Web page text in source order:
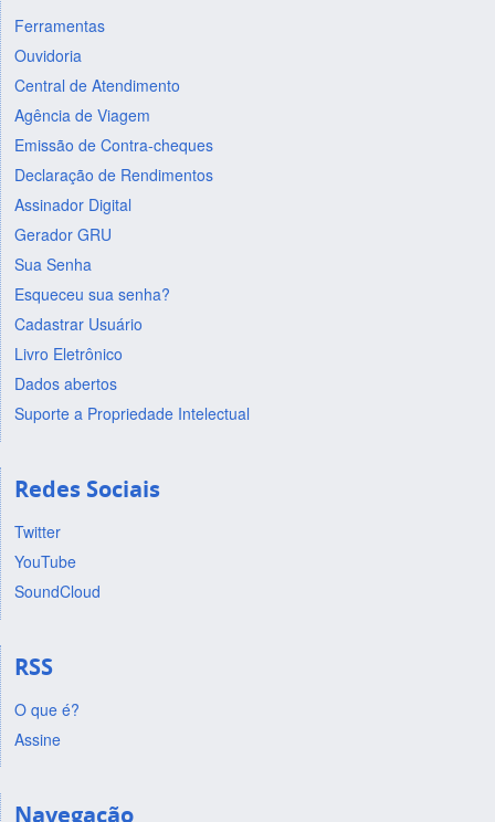
Ferramentas
Ouvidoria
Central de Atendimento
Agência de Viagem
Emissão de Contra-cheques
Declaração de Rendimentos
Assinador Digital
Gerador GRU
Sua Senha
Esqueceu sua senha?
Cadastrar Usuário
Livro Eletrônico
Dados abertos
Suporte a Propriedade Intelectual
Redes Sociais
Twitter
YouTube
SoundCloud
RSS
O que é?
Assine
Navegação